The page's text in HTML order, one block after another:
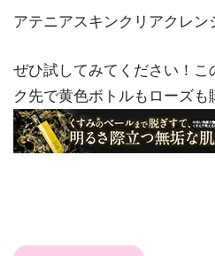
アテニアスキンクリアクレン
ぜひ試してみてください！
ク先で黄色ボトルもローズも